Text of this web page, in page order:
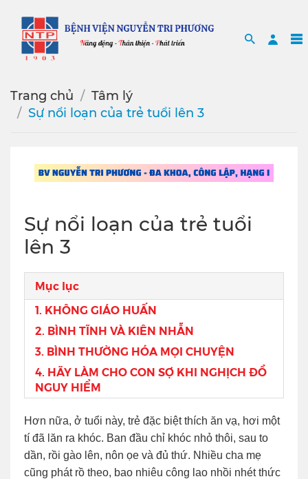
Search
Trang chủ
Tâm lý
Sự nổi loạn của trẻ tuổi lên 3
Sự nổi loạn của trẻ tuổi
lên 3
Mục lục
1. KHÔNG GIÁO HUẤN
2. BÌNH TĨNH VÀ KIÊN NHẪN
3. BÌNH THƯỜNG HÓA MỌI CHUYỆN
4. HÃY LÀM CHO CON SỢ KHI NGHỊCH ĐỒ
NGUY HIỂM
Hơn nữa, ở tuổi này, trẻ đặc biệt thích ăn vạ, hơi một
tí đã lăn ra khóc. Ban đầu chỉ khóc nhỏ thôi, sau to
dần, rồi gào lên, nôn ọe và đủ thứ. Nhiều cha mẹ
cũng phát rồ theo, bao nhiêu công lao nhồi nhét thức